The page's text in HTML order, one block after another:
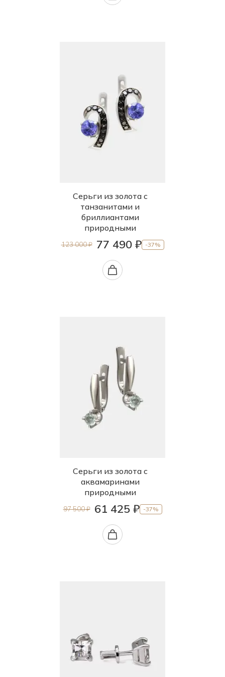
Танзанит природный (Танзания)
Топаз лабораторный
Топаз природный (Забайкалье)
Турмалин лабораторный
Хризопраз природный (Россия)
Цитрин природный (Якутия)
Шпинель природная
Янтарь природный (Калининградская
Серьги из золота с
танзанитами и
бриллиантами
природными
123 000 ₽ 77 490 ₽ -37%
Серьги из золота с
аквамаринами
природными
97 500 ₽ 61 425 ₽ -37%